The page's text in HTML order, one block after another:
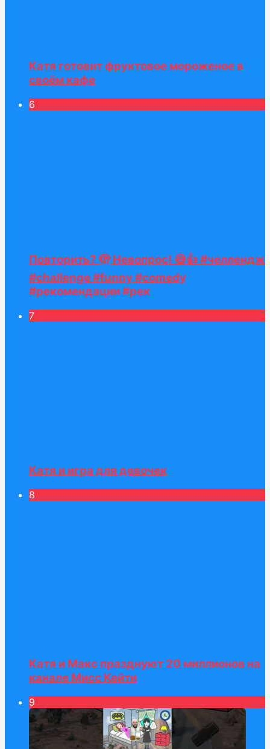
Катя готовит фруктовое мороженое в
своём кафе
6
Повторить? 🫣 Невопрос! 😅👍 #челлендж
#challenge #funny #comedy
#рекомендации #рек
7
Катя и игра для девочек
8
Катя и Макс празднуют 20 миллионов на
канале Мисс Кейти
9